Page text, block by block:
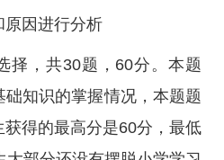
原因进行分析
择，共30题，60分。本题
知识的掌握情况，本题题
得的最高分是60分，最低